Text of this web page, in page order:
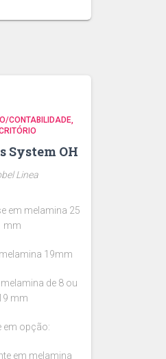
CONTABILIDADE
System OH
Linea
em melamina 25
mm
melamina 19mm
de 8 ou
mm
em opção:
em melamina